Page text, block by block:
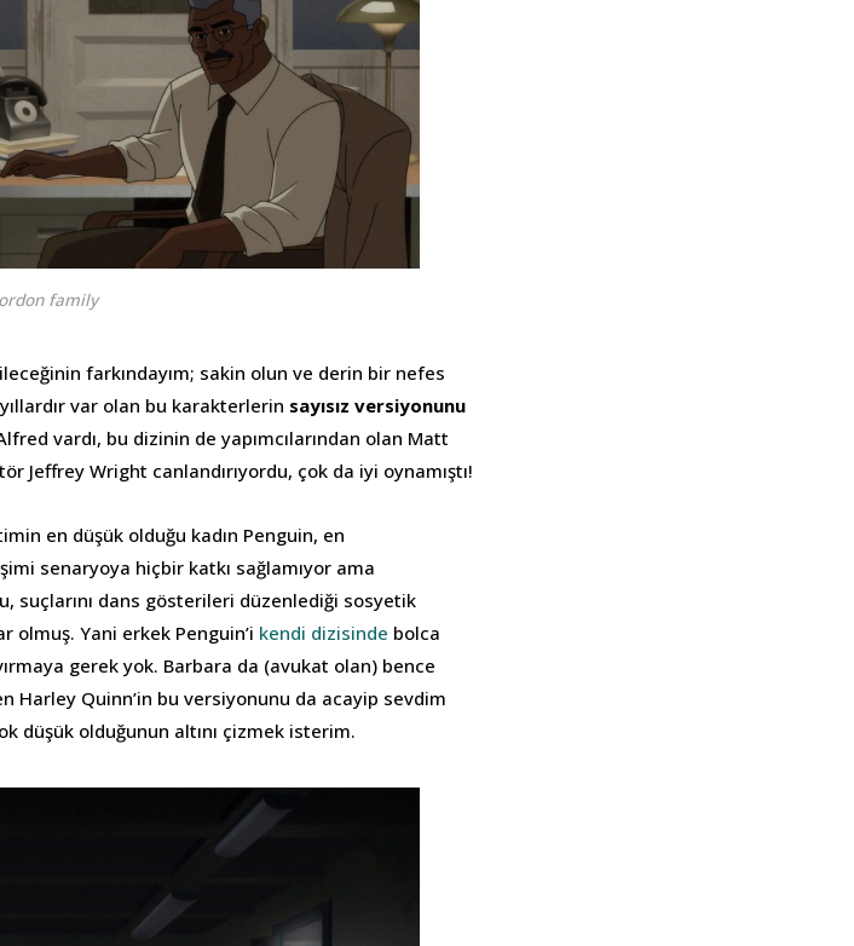
family
farkındayım; sakin olun ve derin bir nefes
var olan bu karakterlerin sayısız versiyonunu
vardı, bu dizinin de yapımcılarından olan Matt
Jeffrey Wright canlandırıyordu, çok da iyi oynamıştı!
en düşük olduğu kadın Penguin, en
senaryoya hiçbir katkı sağlamıyor ama
suçlarını dans gösterileri düzenlediği sosyetik
olmuş. Yani erkek Penguin’i kendi dizisinde bolca
gerek yok. Barbara da (avukat olan) bence
Harley Quinn’in bu versiyonunu da acayip sevdim
düşük olduğunun altını çizmek isterim.